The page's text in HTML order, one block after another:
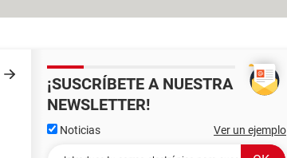
¡SUSCRÍBETE A NUESTRA
NEWSLETTER!
Noticias Ver un ejemplo